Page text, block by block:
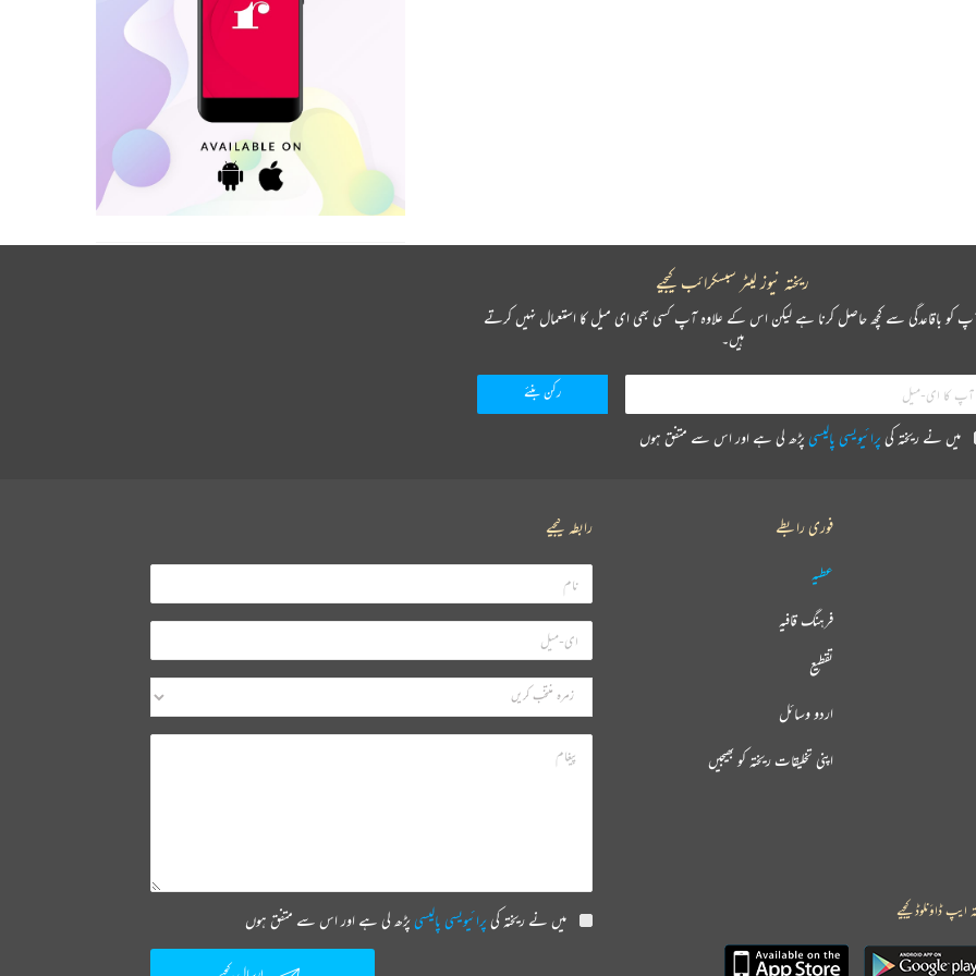
ریختہ نیوز لیٹر سبسکرائب کیجیے
کو باقاعدگی سے کچھ حاصل کرنا ہے لیکن اس کے علاوہ آپ کسی بھی ای میل کا استعمال نہیں کرتے
ہیں۔
میں نے ریختہ کیپرائیویسی پالیسیپڑھ لی ہے اور اس سے متفق ہوں
فوری رابطے
عطیہ
فرہنگ قافیہ
تقطیع
اردو وسائل
اپنی تخلیقات ریختہ کو بھیجیں
رابطہ کیجیے
میں نے ریختہ کیپرائیویسی پالیسیپڑھ لی ہے اور اس سے متفق ہوں ایپ ڈاؤنلوڈ کیجیے